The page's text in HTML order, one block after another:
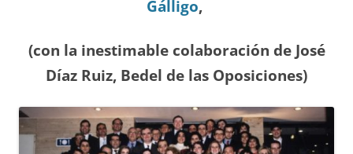
Gálligo,
(con la inestimable colaboración de José
Díaz Ruiz, Bedel de las Oposiciones)